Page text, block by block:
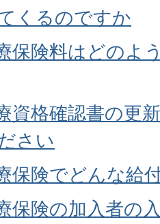
くるのですか
保険料はどのよ
資格確認書の更
さい
保険でどんな給
保険の加入者の